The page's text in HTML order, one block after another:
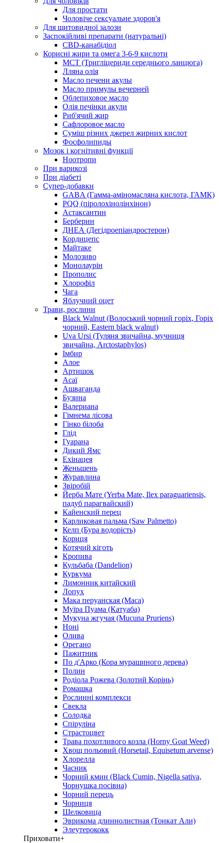
Для простати
Чоловіче сексуальне здоров'я
Для щитовидної залози
Заспокійливі препарати (натуральні)
CBD-канабідіол
Корисні жири та омега 3-6-9 кислоти
MCT (Тригліцериди середнього ланцюга)
Лляна олія
Масло печени акулы
Масло примулы вечерней
Облепиховое масло
Олія печінки акули
Риб'ячий жир
Сафлоровое масло
Суміш різних джерел жирних кислот
Фосфолипиды
Мозок і когнітивні функції
Ноотропи
При варикозі
При діабеті
Супер-добавки
GABA (Гамма-аміномасляна кислота, ГАМК)
PQQ (піролохінолінхінон)
Астаксантин
Берберин
ДНЕА (Дегідроепіандростерон)
Кордицепс
Майтаке
Молозиво
Монолаурін
Прополис
Хлорофіл
Чага
Яблучний оцет
Трави, рослини
Black Walnut (Волоський чорний горіх, Горіх
чорний, Eastern black walnut)
Uva Ursi (Туляня звичайна, мучниця
звичайна, Arctostaphylos)
Імбир
Алое
Артишок
Асаї
Ашваганда
Бузина
Валериана
Гімнема лісова
Гінко білоба
Глід
Гуарана
Дикий Ямс
Ехінацея
Женьшень
Журавлина
Звіробій
Йерба Мате (Yerba Mate, Ilex paraguariensis,
падуб парагвайский)
Кайенский перец
Карликовая пальма (Saw Palmetto)
Келп (Бура водорість)
Кориця
Котячий кіготь
Кропива
Кульбаба (Dandelion)
Куркума
Лимонник китайский
Лопух
Мака перуанская (Maca)
Муїра Пуама (Катуаба)
Мукуна жгучая (Mucuna Pruriens)
Ноні
Олива
Орегано
Пажитник
По д'Арко (Кора мурашиного дерева)
Полин
Родіола Рожева (Золотий Корінь)
Ромашка
Рослинні комплекси
Свекла
Солодка
Спіруліна
Страстоцвет
Трава похотливого козла (Horny Goat Weed)
Хвощ польовий (Horsetail, Equisetum arvense)
Хлорелла
Часник
Чорний кмин (Black Cumin, Nigella sativa,
Чорнушка посівна)
Чорний перець
Чорниця
Шелковица
Эврикома длиннолистная (Тонкат Али)
Элеутерококк
Приховати+